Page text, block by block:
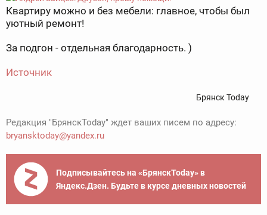
Квартиру можно и без мебели: главное, чтобы был
уютный ремонт!
За подгон - отдельная благодарность. )
Источник
Брянск Today
Редакция "БрянскToday" ждет ваших писем по адресу:
bryansktoday@yandex.ru
Подписывайтесь на «БрянскToday» в
Яндекс.Дзен. Будьте в курсе дневных новостей